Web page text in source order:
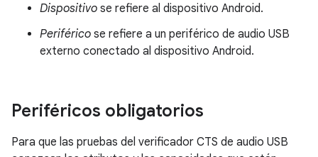
Dispositivo se refiere al dispositivo Android.
Periférico se refiere a un periférico de audio USB
externo conectado al dispositivo Android.
Periféricos obligatorios
Para que las pruebas del verificador CTS de audio USB